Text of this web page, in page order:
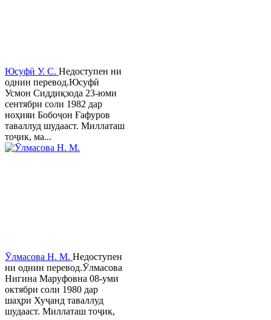
Юсуфӣ У. C. Недоступен ни
однин перевод.Юсуфӣ
Усмон Сиддиқзода 23-юми
сентябри соли 1982 дар
ноҳияи Бобоҷон Ғафуров
таваллуд шудааст. Миллаташ
тоҷик, ма...
Ӯлмасова Н. М. Недоступен
ни однин перевод.Ӯлмасова
Нигина Маруфовна 08-уми
октябри соли 1980 дар
шаҳри Хуҷанд таваллуд
шудааст. Миллаташ тоҷик,